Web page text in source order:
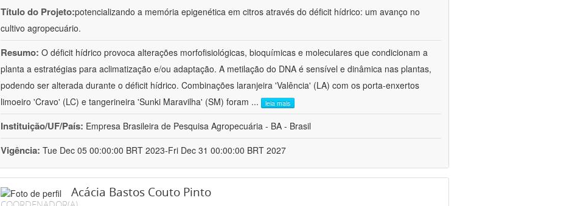
Título do Projeto:potencializando a memória epigenética em citros através do déficit hídrico: um avanço no
cultivo agropecuário.
Resumo: O déficit hídrico provoca alterações morfofisiológicas, bioquímicas e moleculares que condicionam a
planta a estratégias para aclimatização e/ou adaptação. A metilação do DNA é sensível e dinâmica nas plantas,
podendo ser alterada durante o déficit hídrico. Combinações laranjeira 'Valência' (LA) com os porta-enxertos
limoeiro 'Cravo' (LC) e tangerineira 'Sunki Maravilha' (SM) foram ... leia mais
Instituição/UF/País: Empresa Brasileira de Pesquisa Agropecuária - BA - Brasil
Vigência: Tue Dec 05 00:00:00 BRT 2023-Fri Dec 31 00:00:00 BRT 2027
Acácia Bastos Couto Pinto